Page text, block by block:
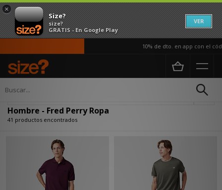
×
Size?
size?
GRATIS - En Google Play
VER
10% de dto. en app con el código
Página principal
Hombre - Fred Perry Ropa
41 productos encontrados